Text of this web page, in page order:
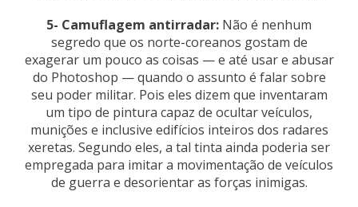
5- Camuflagem antirradar: Não é nenhum
segredo que os norte-coreanos gostam de
exagerar um pouco as coisas — e até usar e abusar
do Photoshop — quando o assunto é falar sobre
seu poder militar. Pois eles dizem que inventaram
um tipo de pintura capaz de ocultar veículos,
munições e inclusive edifícios inteiros dos radares
xeretas. Segundo eles, a tal tinta ainda poderia ser
empregada para imitar a movimentação de veículos
de guerra e desorientar as forças inimigas.